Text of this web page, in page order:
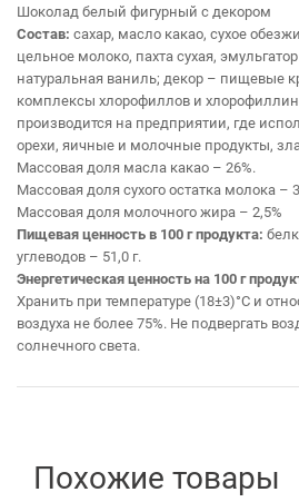
Шоколад белый фигурный с декором
Состав: сахар, масло какао, сухое
цельное молоко, пахта сухая,
натуральная ваниль; декор – пищевые
комплексы хлорофиллов и
производится на предприятии, где
орехи, яичные и молочные продукты,
Массовая доля масла какао – 26%.
Массовая доля сухого остатка молока –
Массовая доля молочного жира – 2,5%
Пищевая ценность в 100 г продукта:
углеводов – 51,0 г.
Энергетическая ценность на 100 г
Хранить при температуре (18±3)°С и
воздуха не более 75%. Не подвергать
солнечного света.
Похожие товары